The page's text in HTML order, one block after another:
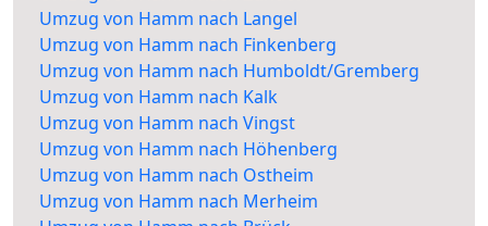
Umzug von Hamm nach Langel
Umzug von Hamm nach Finkenberg
Umzug von Hamm nach Humboldt/Gremberg
Umzug von Hamm nach Kalk
Umzug von Hamm nach Vingst
Umzug von Hamm nach Höhenberg
Umzug von Hamm nach Ostheim
Umzug von Hamm nach Merheim